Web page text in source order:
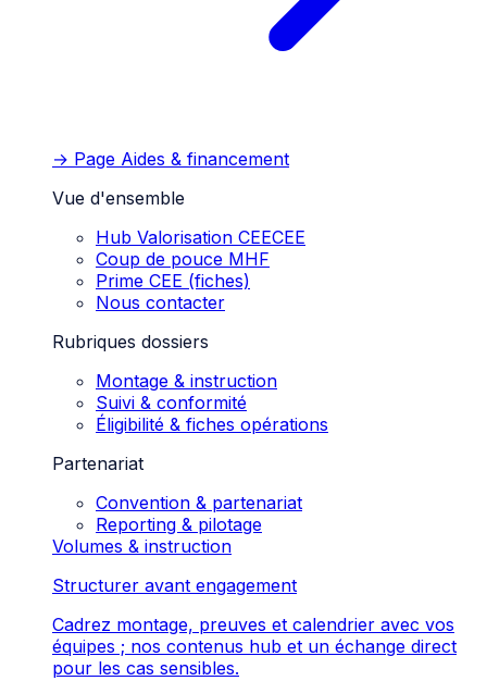
→ Page Aides & financement
Vue d'ensemble
Hub Valorisation CEECEE
Coup de pouce MHF
Prime CEE (fiches)
Nous contacter
Rubriques dossiers
Montage & instruction
Suivi & conformité
Éligibilité & fiches opérations
Partenariat
Convention & partenariat
Reporting & pilotage
Volumes & instruction
Structurer avant engagement
Cadrez montage, preuves et calendrier avec vos
équipes ; nos contenus hub et un échange direct
pour les cas sensibles.